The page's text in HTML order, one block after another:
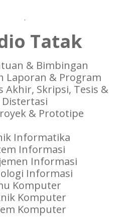
.
Tatak
& Bimbingan
Laporan & Program
Akhir, Skripsi, Tesis &
Distertasi
& Prototipe
Informatika
Informasi
Informasi
Informasi
Komputer
Komputer
Komputer